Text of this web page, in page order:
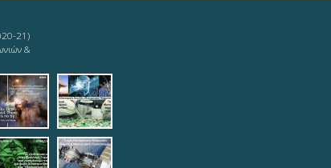
21)
&
mind.jpg
11_ieee-
08-11_ieee-
2019-08-
12_logotypophds.jpg
teleautos_4.jpg